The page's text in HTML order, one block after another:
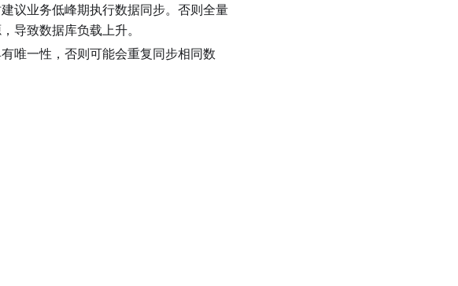
议业务低峰期执行数据同步。否则全量
导致数据库负载上升。
唯一性，否则可能会重复同步相同数